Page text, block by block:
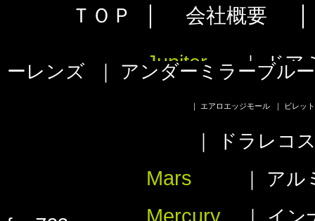
ＴＯＰ ｜ 会社概要
Jupiter ｜ドア
ーレンズ アンダーミラーブル
｜ エアロエッジモール ｜ ビレッ
ドラレコ
Mars アル
Mercury イン